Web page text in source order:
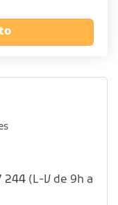
244 (L-V de 9h a